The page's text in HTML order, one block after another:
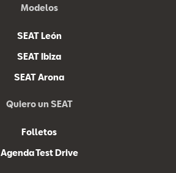
Modelos
SEAT León
SEAT Ibiza
SEAT Arona
Quiero un SEAT
Folletos
Agenda Test Drive